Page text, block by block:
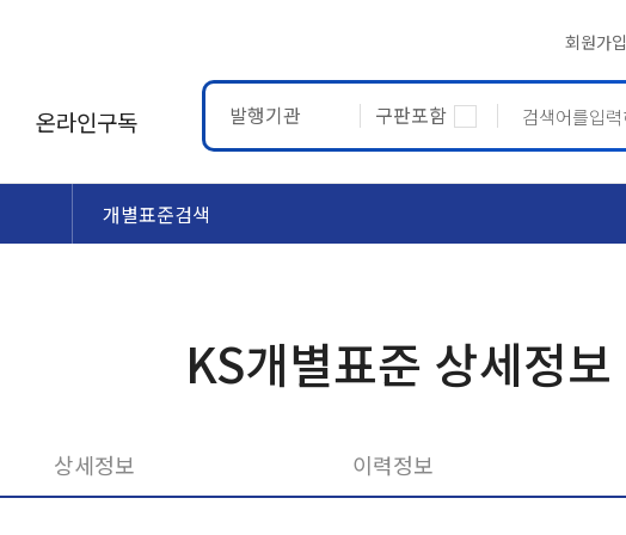
회원가입
온라인구독 발행기관 구판포함
개별표준검색
KS개별표준 상세정보
상세정보 이력정보